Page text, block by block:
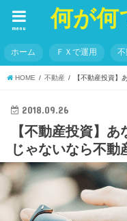
何が何
menu
ホーム ＦＸで運用 不
HOME 不動産 【不動産投資】
2018.09.26
【不動産投資】
じゃないなら不動